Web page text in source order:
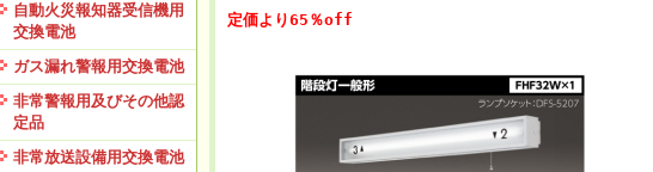
自動火災報知器受信機用
交換電池
ガス漏れ警報用交換電池
非常警報用及びその他認
定品
非常放送設備用交換電池
定価より65％off